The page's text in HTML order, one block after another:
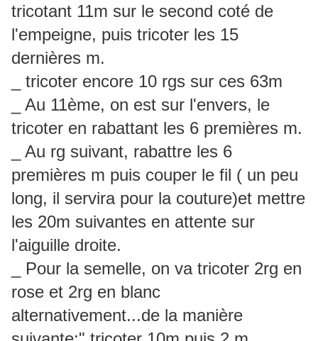
tricotant 11m sur le second coté de
l'empeigne, puis tricoter les 15
dernières m.
_ tricoter encore 10 rgs sur ces 63m
_ Au 11ème, on est sur l'envers, le
tricoter en rabattant les 6 premières m.
_ Au rg suivant, rabattre les 6
premières m puis couper le fil ( un peu
long, il servira pour la couture)et mettre
les 20m suivantes en attente sur
l'aiguille droite.
_ Pour la semelle, on va tricoter 2rg en
rose et 2rg en blanc
alternativement...de la manière